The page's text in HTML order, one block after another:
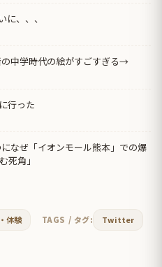
、、、
の中学時代の絵がすごすぎる→
行った
なぜ「イオンモール熊本」での爆
死角」
体験 TAGS / タグ:
Twitter